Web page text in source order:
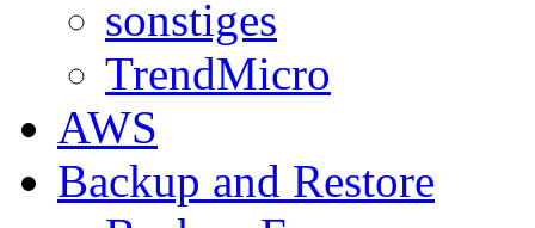
sonstiges
TrendMicro
AWS
Backup and Restore